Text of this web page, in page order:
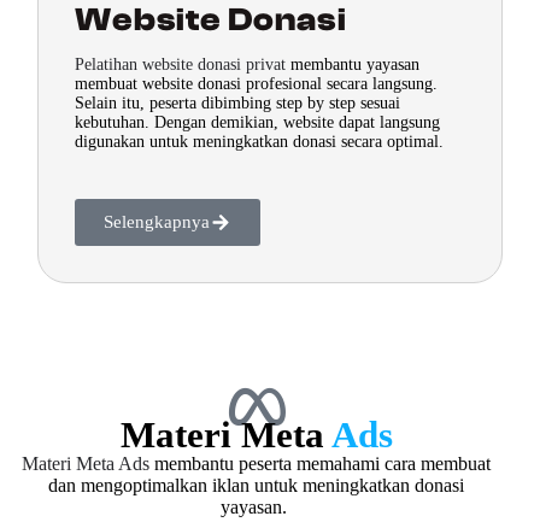
Website Donasi
Pelatihan website donasi privat membantu yayasan
membuat website donasi profesional secara langsung.
Selain itu, peserta dibimbing step by step sesuai
kebutuhan. Dengan demikian, website dapat langsung
digunakan untuk meningkatkan donasi secara optimal.
Selengkapnya
Materi Meta Ads
Materi Meta Ads membantu peserta memahami cara membuat
dan mengoptimalkan iklan untuk meningkatkan donasi
yayasan.